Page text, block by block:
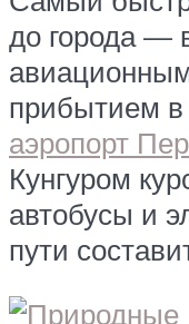
до города —
прибытием в
аэропорт
Кунгуром
автобусы и
пути